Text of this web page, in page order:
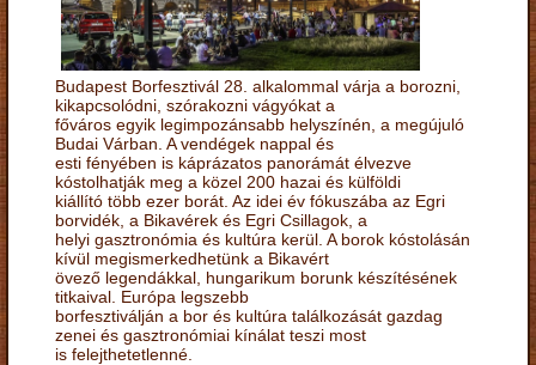
Budapest Borfesztivál 28. alkalommal várja a borozni,
kikapcsolódni, szórakozni vágyókat a
főváros egyik legimpozánsabb helyszínén, a megújuló
Budai Várban. A vendégek nappal és
esti fényében is káprázatos panorámát élvezve
kóstolhatják meg a közel 200 hazai és külföldi
kiállító több ezer borát. Az idei év fókuszába az Egri
borvidék, a Bikavérek és Egri Csillagok, a
helyi gasztronómia és kultúra kerül. A borok kóstolásán
kívül megismerkedhetünk a Bikavért
övező legendákkal, hungarikum borunk készítésének
titkaival. Európa legszebb
borfesztiválján a bor és kultúra találkozását gazdag
zenei és gasztronómiai kínálat teszi most
is felejthetetlenné.